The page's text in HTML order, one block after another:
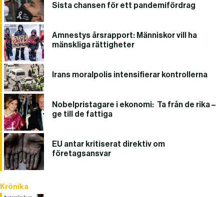
Sista chansen för ett pandemifördrag
Amnestys årsrapport: Människor vill ha
mänskliga rättigheter
Irans moralpolis intensifierar kontrollerna
Nobelpristagare i ekonomi: Ta från de rika –
ge till de fattiga
EU antar kritiserat direktiv om
företagsansvar
Krönika